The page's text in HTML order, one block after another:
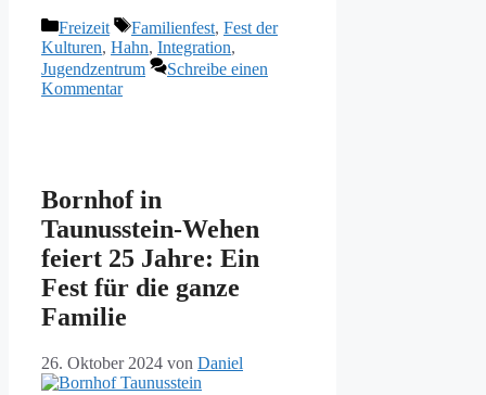
Kategorien
Freizeit Schlagwörter
Familienfest, Fest der
Kulturen, Hahn, Integration,
Jugendzentrum
Schreibe einen
Kommentar
Bornhof in
Taunusstein-Wehen
feiert 25 Jahre: Ein
Fest für die ganze
Familie
26. Oktober 2024 von Daniel